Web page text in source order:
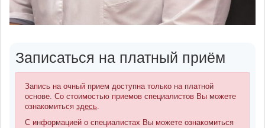
Записаться на платный приём
Запись на очный прием доступна только на платной
основе. Со стоимостью приемов специалистов Вы можете
ознакомиться здесь.
С информацией о специалистах Вы можете ознакомиться